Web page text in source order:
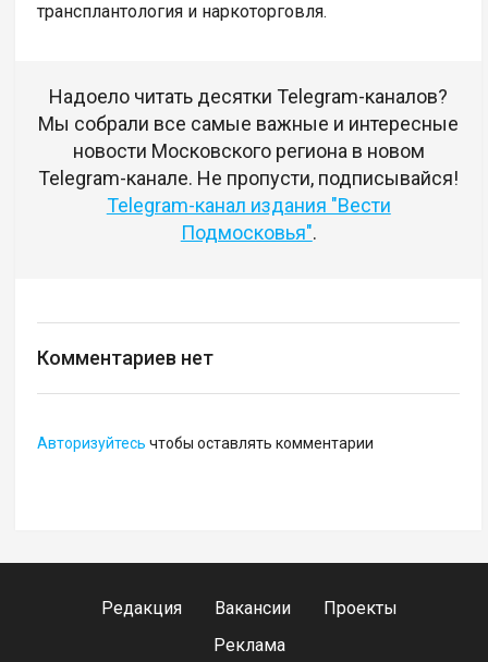
трансплантология и наркоторговля.
Надоело читать десятки Telegram-каналов?
Мы собрали все самые важные и интересные
новости Московского региона в новом
Telegram-канале. Не пропусти, подписывайся!
Telegram-канал издания "Вести
Подмосковья".
Комментариев нет
Авторизуйтесь чтобы оставлять комментарии
Редакция Вакансии
Проекты
Реклама